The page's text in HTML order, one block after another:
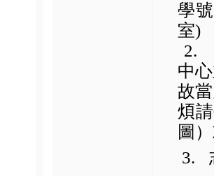
學號
室)
2.
中
故
煩
圖
3.